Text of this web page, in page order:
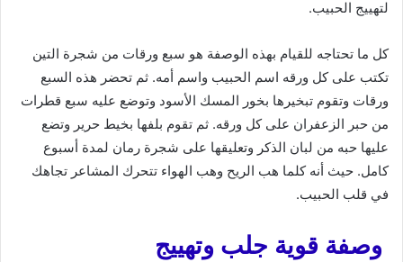
لتهييج الحبيب.
كل ما تحتاجه للقيام بهذه الوصفة هو سبع ورقات من شجرة التين
تكتب على كل ورقه اسم الحبيب واسم أمه. ثم تحضر هذه السبع
ورقات وتقوم تبخيرها بخور المسك الأسود وتوضع عليه سبع قطرات
من حبر الزعفران على كل ورقه. ثم تقوم بلفها بخيط حرير وتضع
عليها حبه من لبان الذكر وتعليقها على شجرة رمان لمدة أسبوع
كامل. حيث أنه كلما هب الريح وهب الهواء تتحرك المشاعر تجاهك
في قلب الحبيب.
وصفة قوية جلب وتهييج